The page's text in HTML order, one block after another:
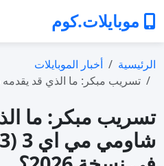
موبايلات.كوم
الرئيسية
أخبار الموبايلات
تسريب مبكر: ما الذي قد
تسريب مبكر: ما